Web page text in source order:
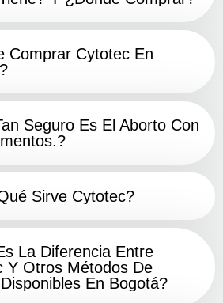
Comprar Cytotec En
Seguro Es El Aborto Con
Sirve Cytotec?
La Diferencia Entre
Y Otros Métodos De
En Bogotá?